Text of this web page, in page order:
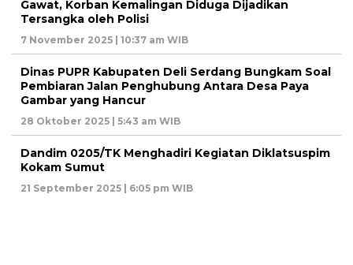
Gawat, Korban Kemalingan Diduga Dijadikan
Tersangka oleh Polisi
7 November 2025 | 10:37 am WIB
Dinas PUPR Kabupaten Deli Serdang Bungkam Soal
Pembiaran Jalan Penghubung Antara Desa Paya
Gambar yang Hancur
28 Oktober 2025 | 5:43 am WIB
Dandim 0205/TK Menghadiri Kegiatan Diklatsuspim
Kokam Sumut
21 September 2025 | 6:05 pm WIB